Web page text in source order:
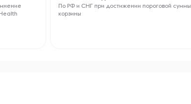
По РФ и СНГ при достижении пороговой суммы
корзины